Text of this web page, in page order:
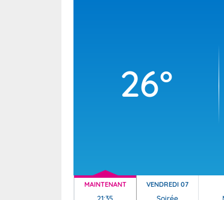
26°
MAINTENANT VENDREDI 07